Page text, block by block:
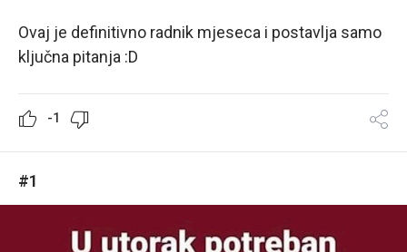
Ovaj je definitivno radnik mjeseca i postavlja samo
ključna pitanja :D
-1
#1